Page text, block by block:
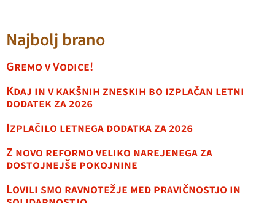
Najbolj brano
Gremo v Vodice!
Kdaj in v kakšnih zneskih bo izplačan letni
dodatek za 2026
Izplačilo letnega dodatka za 2026
Z novo reformo veliko narejenega za
dostojnejše pokojnine
Lovili smo ravnotežje med pravičnostjo in